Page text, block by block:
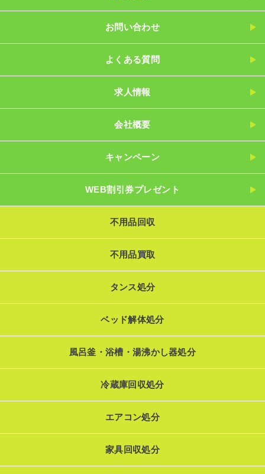
お問い合わせ
よくある質問
求人情報
会社概要
キャンペーン
WEB割引券プレゼント
不用品回収
不用品買取
タンス処分
ベッド解体処分
風呂釜・浴槽・湯沸かし器処分
冷蔵庫回収処分
エアコン処分
家具回収処分